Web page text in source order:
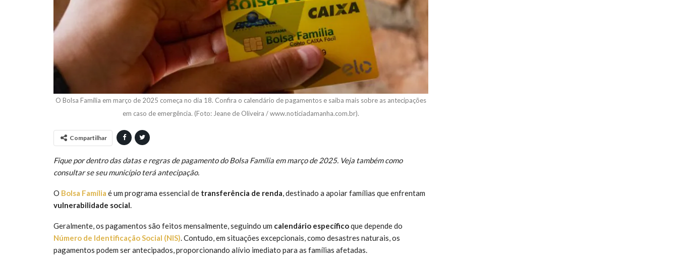
O Bolsa Família em março de 2025 começa no dia 18. Confira o calendário de pagamentos e saiba mais sobre as antecipações
em caso de emergência. (Foto: Jeane de Oliveira / www.noticiadamanha.com.br).
Compartilhar
Fique por dentro das datas e regras de pagamento do Bolsa Família em março de 2025. Veja também como
consultar se seu município terá antecipação.
O Bolsa Família é um programa essencial de transferência de renda, destinado a apoiar famílias que enfrentam
vulnerabilidade social.
Geralmente, os pagamentos são feitos mensalmente, seguindo um calendário específicoque depende do
Número de Identificação Social (NIS). Contudo, em situações excepcionais, como desastres naturais, os
pagamentos podem ser antecipados, proporcionando alívio imediato para as famílias afetadas.